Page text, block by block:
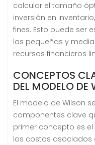
calcular el tamaño
inversión en
fines. Esto puede ser
las pequeñas y
recursos financieros
CONCEPTOS
DEL MODELO DE
El modelo de Wilson
componentes clave
primer concepto es
los costos